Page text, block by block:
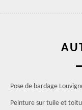
Pose de bardage
Peinture sur tuile et